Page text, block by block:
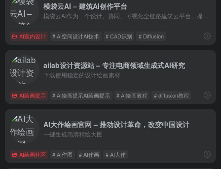
模袋云AI – 建筑AI创作平台
AI室内设计 # AI空间设计AI技术 # CAD识别 # Diffusion
ailab设计资源站 – 专注电商领域生成式AI研究
下载使用稳定的设计绘画素材
AI绘画提示 # AI绘画提示AI绘画提示 # AI绘画教程 # diffusion教程
AI大作绘画官网 – 推动设计革命，改变中国设计
一键生成高清精绘大图
AI绘画社区 # AI作图 # AI作画 # AI大作